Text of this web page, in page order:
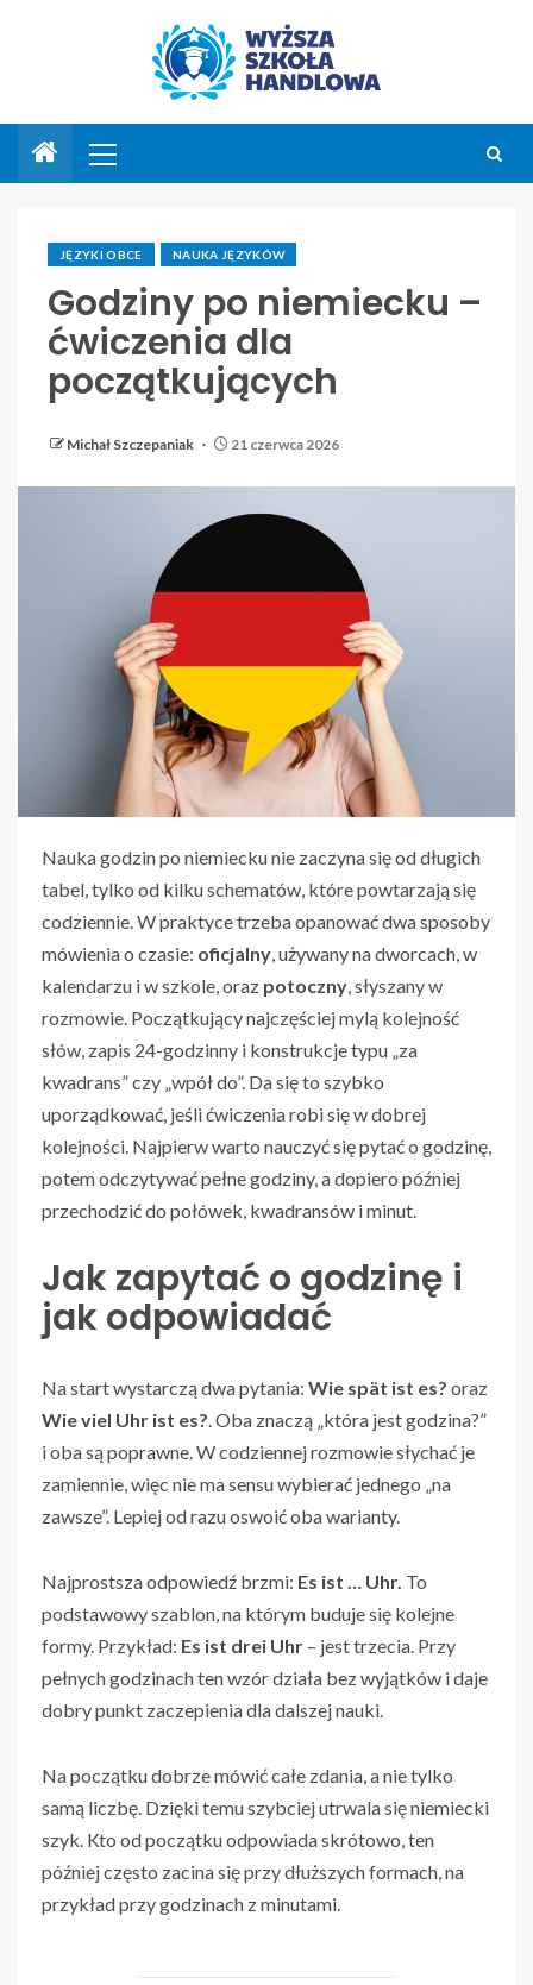
JĘZYKI OBCE NAUKA JĘZYKÓW
Godziny po niemiecku –
ćwiczenia dla
początkujących
Michał Szczepaniak 21 czerwca 2026
Nauka godzin po niemiecku nie zaczyna się od długich
tabel, tylko od kilku schematów, które powtarzają się
codziennie. W praktyce trzeba opanować dwa sposoby
mówienia o czasie: oficjalny, używany na dworcach, w
kalendarzu i w szkole, oraz potoczny, słyszany w
rozmowie. Początkujący najczęściej mylą kolejność
słów, zapis 24-godzinny i konstrukcje typu „za
kwadrans” czy „wpół do”. Da się to szybko
uporządkować, jeśli ćwiczenia robi się w dobrej
kolejności. Najpierw warto nauczyć się pytać o godzinę,
potem odczytywać pełne godziny, a dopiero później
przechodzić do połówek, kwadransów i minut.
Jak zapytać o godzinę i
jak odpowiadać
Na start wystarczą dwa pytania: Wie spät ist es? oraz
Wie viel Uhr ist es?. Oba znaczą „która jest godzina?”
i oba są poprawne. W codziennej rozmowie słychać je
zamiennie, więc nie ma sensu wybierać jednego „na
zawsze”. Lepiej od razu oswoić oba warianty.
Najprostsza odpowiedź brzmi: Es ist … Uhr. To
podstawowy szablon, na którym buduje się kolejne
formy. Przykład: Es ist drei Uhr – jest trzecia. Przy
pełnych godzinach ten wzór działa bez wyjątków i daje
dobry punkt zaczepienia dla dalszej nauki.
Na początku dobrze mówić całe zdania, a nie tylko
samą liczbę. Dzięki temu szybciej utrwala się niemiecki
szyk. Kto od początku odpowiada skrótowo, ten
później często zacina się przy dłuższych formach, na
przykład przy godzinach z minutami.